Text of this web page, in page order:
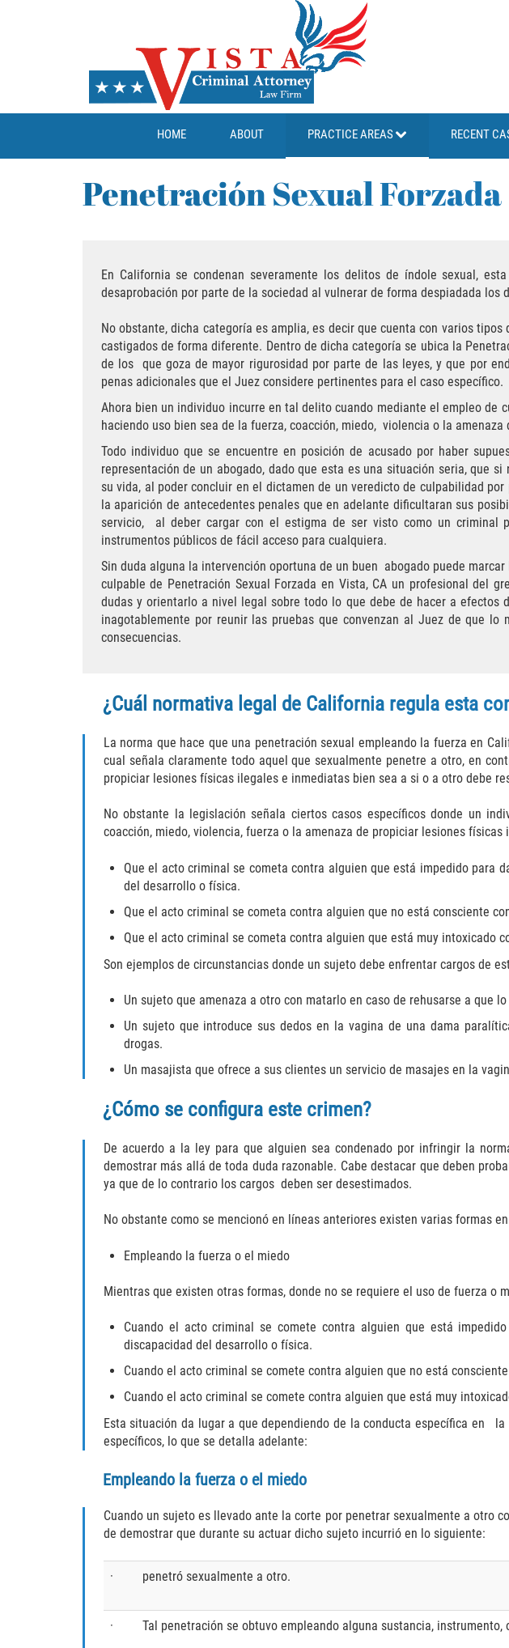
HOME ABOUT PRACTICE AREAS RECENT
Penetración Sexual Forzada
En California se condenan severamente los delitos de índole sexual,
desaprobación por parte de la sociedad al vulnerar de forma despiadada
No obstante, dicha categoría es amplia, es decir que cuenta con varios
castigados de forma diferente. Dentro de dicha categoría se ubica la
de los que goza de mayor rigurosidad por parte de las leyes, y que por
penas adicionales que el Juez considere pertinentes para el caso específico.
Ahora bien un individuo incurre en tal delito cuando mediante el empleo de
haciendo uso bien sea de la fuerza, coacción, miedo, violencia o la
Todo individuo que se encuentre en posición de acusado por haber
representación de un abogado, dado que esta es una situación seria, que
su vida, al poder concluir en el dictamen de un veredicto de culpabilidad
la aparición de antecedentes penales que en adelante dificultaran sus
servicio, al deber cargar con el estigma de ser visto como un criminal
instrumentos públicos de fácil acceso para cualquiera.
Sin duda alguna la intervención oportuna de un buen abogado puede
culpable de Penetración Sexual Forzada en Vista, CA un profesional del
dudas y orientarlo a nivel legal sobre todo lo que debe de hacer a
inagotablemente por reunir las pruebas que convenzan al Juez de que
consecuencias.
¿Cuál normativa legal de California regula esta
La norma que hace que una penetración sexual empleando la fuerza en
cual señala claramente todo aquel que sexualmente penetre a otro, en
propiciar lesiones físicas ilegales e inmediatas bien sea a si o a otro debe
No obstante la legislación señala ciertos casos específicos donde un
coacción, miedo, violencia, fuerza o la amenaza de propiciar lesiones
Que el acto criminal se cometa contra alguien que está impedido para
del desarrollo o física.
Que el acto criminal se cometa contra alguien que no está consciente
Que el acto criminal se cometa contra alguien que está muy intoxicado
Son ejemplos de circunstancias donde un sujeto debe enfrentar cargos de
Un sujeto que amenaza a otro con matarlo en caso de rehusarse a que
Un sujeto que introduce sus dedos en la vagina de una dama
drogas.
Un masajista que ofrece a sus clientes un servicio de masajes en la
¿Cómo se configura este crimen?
De acuerdo a la ley para que alguien sea condenado por infringir la
demostrar más allá de toda duda razonable. Cabe destacar que deben
ya que de lo contrario los cargos deben ser desestimados.
No obstante como se mencionó en líneas anteriores existen varias formas
Empleando la fuerza o el miedo
Mientras que existen otras formas, donde no se requiere el uso de fuerza o
Cuando el acto criminal se comete contra alguien que está
discapacidad del desarrollo o física.
Cuando el acto criminal se comete contra alguien que no está
Cuando el acto criminal se comete contra alguien que está muy
Esta situación da lugar a que dependiendo de la conducta específica en
específicos, lo que se detalla adelante:
Empleando la fuerza o el miedo
Cuando un sujeto es llevado ante la corte por penetrar sexualmente a otro
de demostrar que durante su actuar dicho sujeto incurrió en lo siguiente:
· penetró sexualmente a otro.
· Tal penetración se obtuvo empleando alguna sustancia,